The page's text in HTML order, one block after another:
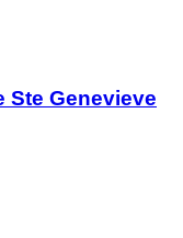
Ste Genevieve